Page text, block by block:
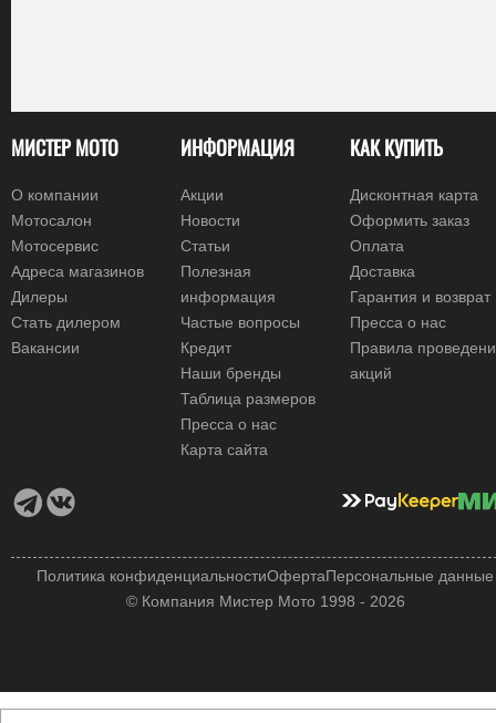
МИСТЕР МОТО
О компании
Мотосалон
Мотосервис
Адреса магазинов
Дилеры
Стать дилером
Вакансии
ИНФОРМАЦИЯ
Акции
Новости
Статьи
Полезная
информация
Частые вопросы
Кредит
Наши бренды
Таблица размеров
Пресса о нас
Карта сайта
КАК КУПИТЬ
Дисконтная карта
Оформить заказ
Оплата
Доставка
Гарантия и возврат
Пресса о нас
Правила
акций
© Компания Мистер Мото 1998 - 2026
Политика конфиденциальностиОфертаПерсональные данные